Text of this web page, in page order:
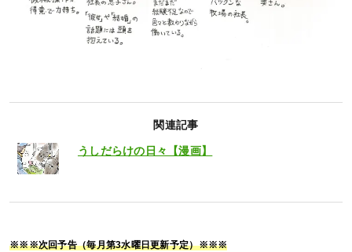
関連記事
うしだらけの日々【漫画】
※※※次回予告（毎月第3水曜日更新予定）※※※